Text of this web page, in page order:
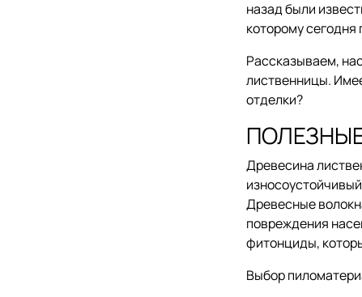
назад были
которому сегодня
Рассказываем,
лиственницы.
отделки?
Древесина
Древесные
повреждения
фитонциды,
Выбор